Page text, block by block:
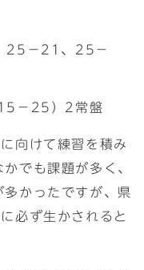
25－21、25－
－25）2常盤
向けて練習を積み
でも課題が多く、
かったですが、県
必ず生かされると